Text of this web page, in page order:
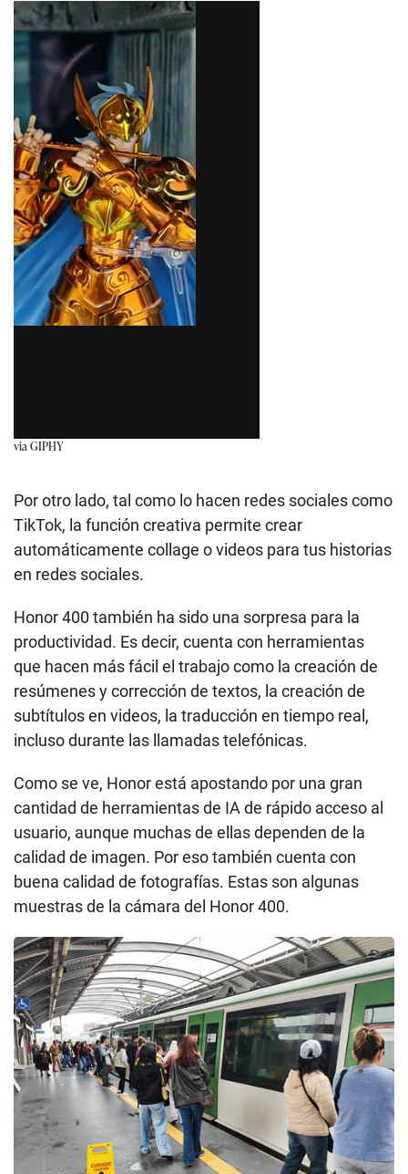
via GIPHY
Por otro lado, tal como lo hacen redes sociales como
TikTok, la función creativa permite crear
automáticamente collage o videos para tus historias
en redes sociales.
Honor 400 también ha sido una sorpresa para la
productividad. Es decir, cuenta con herramientas
que hacen más fácil el trabajo como la creación de
resúmenes y corrección de textos, la creación de
subtítulos en videos, la traducción en tiempo real,
incluso durante las llamadas telefónicas.
Como se ve, Honor está apostando por una gran
cantidad de herramientas de IA de rápido acceso al
usuario, aunque muchas de ellas dependen de la
calidad de imagen. Por eso también cuenta con
buena calidad de fotografías. Estas son algunas
muestras de la cámara del Honor 400.